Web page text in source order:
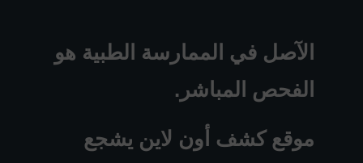
الآصل في الممارسة الطبية هو
الفحص المباشر.
موقع كشف أون لاين يشجع